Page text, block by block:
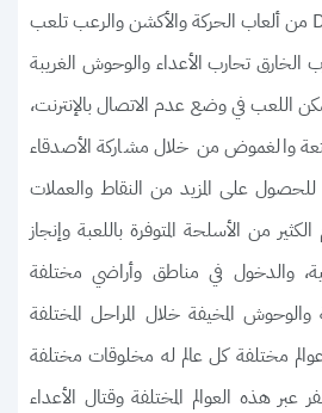
لعبة Dungeon Hunter 5 من ألعاب الحركة والأكشن والرعب تلعب
الخارق تحارب الأعداء والوحوش الغريبة
اللعب في وضع عدم الاتصال بالإنترنت،
والغموض من خلال مشاركة الأصدقاء
للحصول على المزيد من النقاط والعملات
من الأسلحة المتوفرة باللعبة وإنجاز
والدخول في مناطق وأراضي مختلفة
المخيفة خلال المراحل المختلفة
فهي عبارة عن 5 عوالم مختلفة كل عالم له مخلوقات مختلفة
هذه العوالم المختلفة وقتال الأعداء